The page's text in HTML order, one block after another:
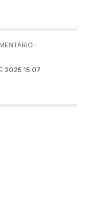
2025 15:07